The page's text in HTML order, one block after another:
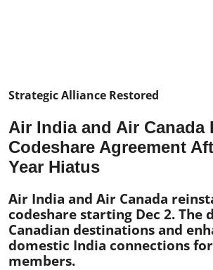
Strategic Alliance Restored
Air India and Air Canada
Codeshare Agreement
Year Hiatus
Air India and Air Canada
codeshare starting Dec 2. The
Canadian destinations and
domestic India connections
members.